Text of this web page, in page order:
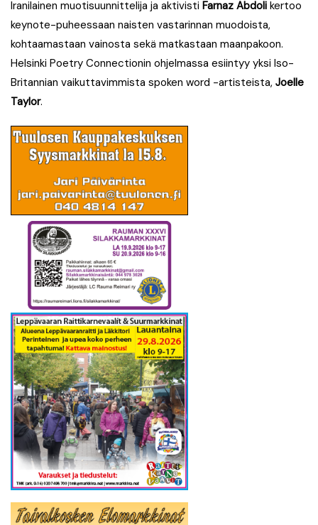
Iranilainen muotisuunnittelija ja aktivisti Farnaz Abdoli kertoo
keynote-puheessaan naisten vastarinnan muodoista,
kohtaamastaan vainosta sekä matkastaan maanpakoon.
Helsinki Poetry Connectionin ohjelmassa esiintyy yksi Iso-
Britannian vaikuttavimmista spoken word -artisteista, Joelle
Taylor.